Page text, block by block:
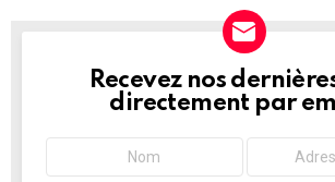
NEWSLETTER
Recevez nos
directement par